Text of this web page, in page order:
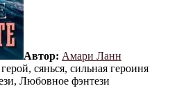
Автор: Амари Ланн
сянься, сильная героиня
Любовное фэнтези